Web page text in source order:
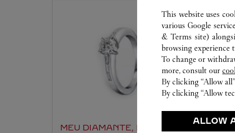
MEU DIAMANTE, BY CARTIER
This website uses
various Google
& Terms site)
browsing experience
To change or
more, consult our
By clicking “Allow
By clicking “Allow
ALLOW